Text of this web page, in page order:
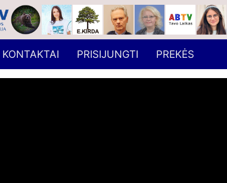
KONTAKTAI PRISIJUNGTI PREKĖS